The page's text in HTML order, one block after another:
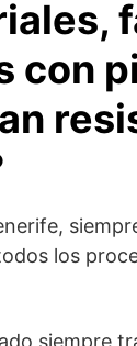
con
los
siempre